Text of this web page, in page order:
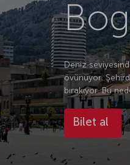
Deniz
övünüyor.
bırakıyor. Bu
Bilet al